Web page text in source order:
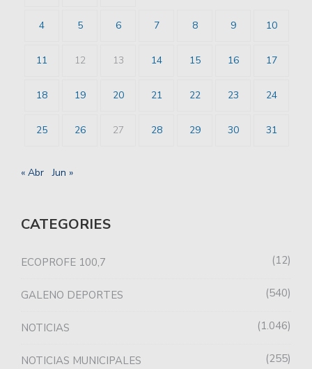
4 5 6 7 8 9 10
11 12 13 14 15 16 17
18 19 20 21 22 23 24
25 26 27 28 29 30 31
« Abr Jun »
CATEGORIES
ECOPROFE 100,7 12
GALENO DEPORTES 540
NOTICIAS 1.046
NOTICIAS MUNICIPALES 255